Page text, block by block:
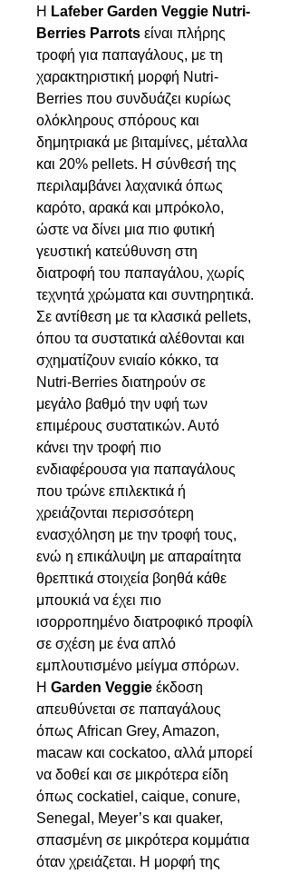
Η Lafeber Garden Veggie Nutri-
Berries Parrots είναι πλήρης
τροφή για παπαγάλους, με τη
χαρακτηριστική μορφή Nutri-
Berries που συνδυάζει κυρίως
ολόκληρους σπόρους και
δημητριακά με βιταμίνες, μέταλλα
και 20% pellets. Η σύνθεσή της
περιλαμβάνει λαχανικά όπως
καρότο, αρακά και μπρόκολο,
ώστε να δίνει μια πιο φυτική
γευστική κατεύθυνση στη
διατροφή του παπαγάλου, χωρίς
τεχνητά χρώματα και συντηρητικά.
Σε αντίθεση με τα κλασικά pellets,
όπου τα συστατικά αλέθονται και
σχηματίζουν ενιαίο κόκκο, τα
Nutri-Berries διατηρούν σε
μεγάλο βαθμό την υφή των
επιμέρους συστατικών. Αυτό
κάνει την τροφή πιο
ενδιαφέρουσα για παπαγάλους
που τρώνε επιλεκτικά ή
χρειάζονται περισσότερη
ενασχόληση με την τροφή τους,
ενώ η επικάλυψη με απαραίτητα
θρεπτικά στοιχεία βοηθά κάθε
μπουκιά να έχει πιο
ισορροπημένο διατροφικό προφίλ
σε σχέση με ένα απλό
εμπλουτισμένο μείγμα σπόρων.
Η Garden Veggie έκδοση
απευθύνεται σε παπαγάλους
όπως African Grey, Amazon,
macaw και cockatoo, αλλά μπορεί
να δοθεί και σε μικρότερα είδη
όπως cockatiel, caique, conure,
Senegal, Meyer’s και quaker,
σπασμένη σε μικρότερα κομμάτια
όταν χρειάζεται. Η μορφή της